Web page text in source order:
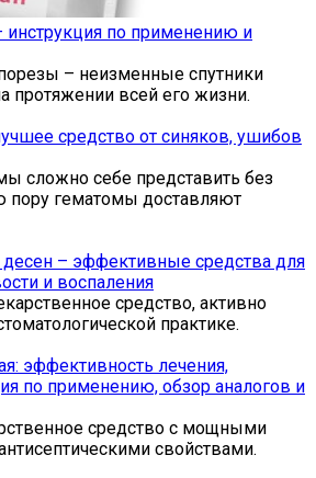
инструкция по применению и
– неизменные спутники
протяжении всей его жизни.
средство от синяков, ушибов
сложно себе представить без
пору гематомы доставляют
– эффективные средства для
и воспаления
средство, активно
практике.
эффективность лечения,
по применению, обзор аналогов и
средство с мощными
свойствами.